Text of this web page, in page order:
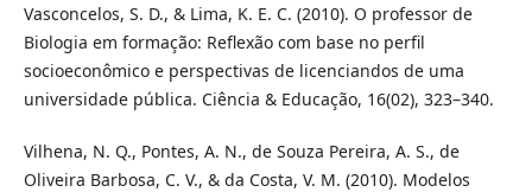
Vasconcelos, S. D., & Lima, K. E. C. (2010). O professor de
Biologia em formação: Reflexão com base no perfil
socioeconômico e perspectivas de licenciandos de uma
universidade pública. Ciência & Educação, 16(02), 323–340.
Vilhena, N. Q., Pontes, A. N., de Souza Pereira, A. S., de
Oliveira Barbosa, C. V., & da Costa, V. M. (2010). Modelos